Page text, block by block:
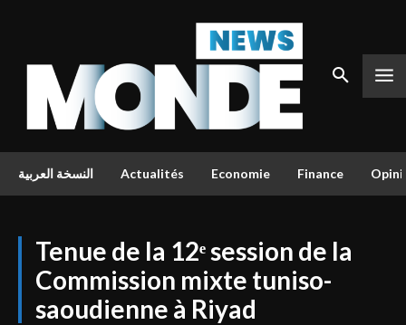
النسخة العربية Actualités Economie Finance
Tenue de la 12ᵉ session de la
Commission mixte tuniso-
saoudienne à Riyad